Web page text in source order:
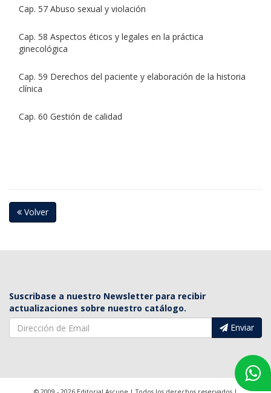
Cap. 57 Abuso sexual y violación
Cap. 58 Aspectos éticos y legales en la práctica
ginecológica
Cap. 59 Derechos del paciente y elaboración de la historia
clínica
Cap. 60 Gestión de calidad
Volver
Suscribase a nuestro Newsletter para recibir
actualizaciones sobre nuestro catálogo.
Enviar